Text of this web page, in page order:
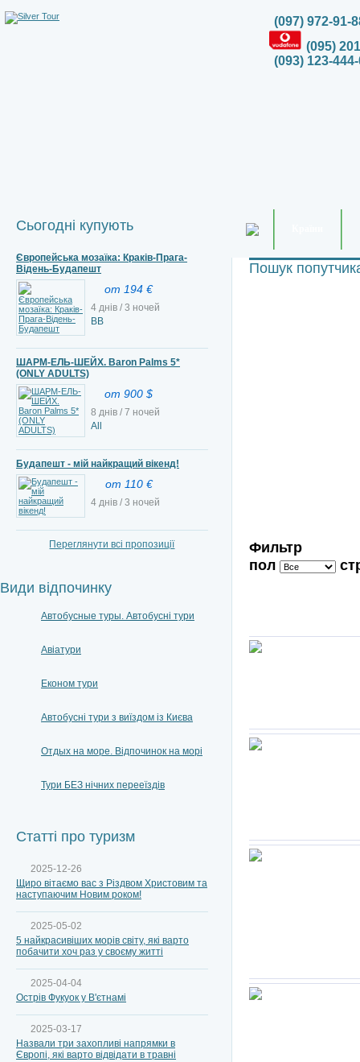
(097) 972-91-
(095)
(093) 123-
Пошук
Фильтр
пол
Сьогодні купують
Європейська мозаїка: Краків-Прага-
Відень-Будапешт
от 194 €
4 днів / 3 ночей
ВВ
ШАРМ-ЕЛЬ-ШЕЙХ. Baron Palms 5*
(ONLY ADULTS)
от 900 $
8 днів / 7 ночей
All
Будапешт - мій найкращий вікенд!
от 110 €
4 днів / 3 ночей
Переглянути всі пропозиції
Види відпочинку
Автобусные туры. Автобусні тури
Авіатури
Економ тури
Автобусні тури з виїздом із Києва
Отдых на море. Відпочинок на морі
Тури БЕЗ нічних перееїздів
Статті про туризм
2025-12-26
Щиро вітаємо вас з Різдвом Христовим та
наступаючим Новим роком!
2025-05-02
5 найкрасивіших морів світу, які варто
побачити хоч раз у своєму житті
2025-04-04
Острів Фукуок у В'єтнамі
2025-03-17
Назвали три захопливі напрямки в
Європі, які варто відвідати в травні